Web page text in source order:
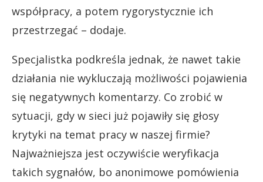
współpracy, a potem rygorystycznie ich
przestrzegać – dodaje.
Specjalistka podkreśla jednak, że nawet takie
działania nie wykluczają możliwości pojawienia
się negatywnych komentarzy. Co zrobić w
sytuacji, gdy w sieci już pojawiły się głosy
krytyki na temat pracy w naszej firmie?
Najważniejsza jest oczywiście weryfikacja
takich sygnałów, bo anonimowe pomówienia